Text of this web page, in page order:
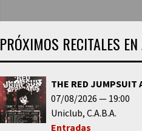
PRÓXIMOS RECITALES
THE RED JUMPSUIT
07/08/2026
19:00
Uniclub C.A.B.A.
Entradas